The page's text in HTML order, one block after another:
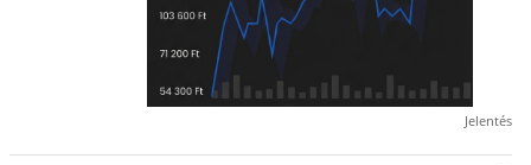
Jelentés